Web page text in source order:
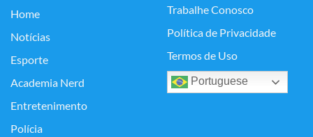
Home
Notícias
Esporte
Academia Nerd
Entretenimento
Polícia
Trabalhe Conosco
Política de Privacidade
Termos de Uso
Portuguese